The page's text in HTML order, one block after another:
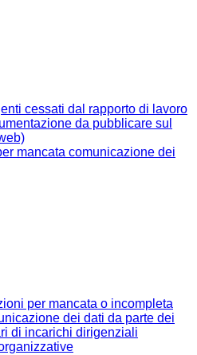
cessati dal rapporto di lavoro
da pubblicare sul
mancata comunicazione dei
per mancata o incompleta
dei dati da parte dei
di incarichi dirigenziali